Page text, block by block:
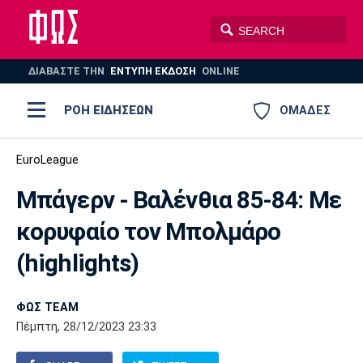
ΔΙΑΒΑΣΤΕ THN ΕΝΤΥΠΗ ΕΚΔΟΣΗ ONLINE
ΟΜΑΔΕΣ
ΡΟΗ ΕΙΔΗΣΕΩΝ
ΠΟΔΟΣΦΑΙΡΟ
ΒΟΛΕΪ
AUTO-MOTO
Ποδόσφαιρο
Super League 1
Super League 2
Γ Εθνική
Ελλάδα
Μπάσκετ
Ελλάδα
Εθνική
EuroLeague
Ολυμπιακοί Αγώνες
Βόλεϊ
Πόλο
Ολυμπιακός ΑΕΚ ΠΑΟΚ
Παναθηναϊκός Ατρόμητος
EuroLeague
Μπάγερν - Βαλένθια 85-84: Με
κορυφαίο τον Μπολμάρο
(highlights)
ΦΩΣ TEAM
Πέμπτη, 28/12/2023 23:33